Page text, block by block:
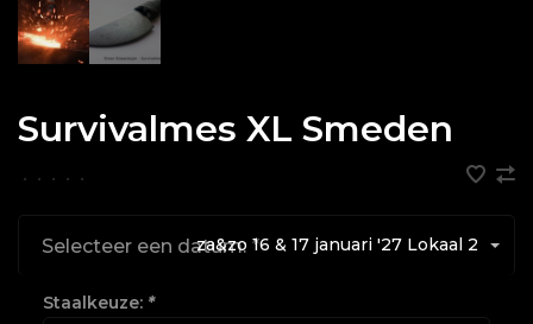
Survivalmes XL Smeden
• • • • •
Selecteer een datum: *
za&zo 16 & 17 januari '27 Lokaal 2
Staalkeuze: *